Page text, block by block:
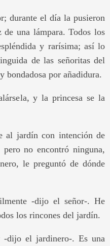
durante el día la pusieron
una lámpara. Todos los
y rarísima; así lo
de las señoritas del
bondadosa por añadidura.
y la princesa se la
al jardín con intención de
no encontró ninguna,
le preguntó de dónde
-dijo el señor-. He
los rincones del jardín.
dijo el jardinero-. Es una